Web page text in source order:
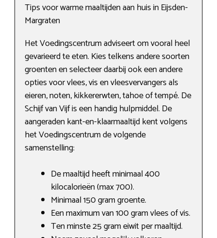
Tips voor warme maaltijden aan huis in Eijsden-
Margraten
Het Voedingscentrum adviseert om vooral heel
gevarieerd te eten. Kies telkens andere soorten
groenten en selecteer daarbij ook een andere
opties voor vlees, vis en vleesvervangers als
eieren, noten, kikkererwten, tahoe of tempé. De
Schijf van Vijf is een handig hulpmiddel. De
aangeraden kant-en-klaarmaaltijd kent volgens
het Voedingscentrum de volgende
samenstelling:
De maaltijd heeft minimaal 400
kilocalorieën (max 700).
Minimaal 150 gram groente.
Een maximum van 100 gram vlees of vis.
Ten minste 25 gram eiwit per maaltijd.